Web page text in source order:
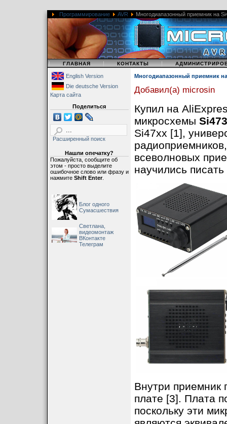
Программирование AVR Многодиапазонный приемник на
| ГЛАВНАЯ | КОНТАКТЫ |
English Version
Die deutsche Version
Карта сайта
Поделиться
Расширенный поиск
Нашли опечатку?
Пожалуйста, сообщите об
этом - просто выделите
ошибочное слово или фразу и
нажмите Shift Enter.
Блог одного
Сумасшествия
Светлана,
видеомонтаж
ВКонтакте
Телеграм
Многодиапазонный приемник на
Добавил(а) microsin
Купил на
микросхемы
Si47xx [1],
всеволновых
научились
Внутри приемник
плате [3]. Плата
поскольку эти